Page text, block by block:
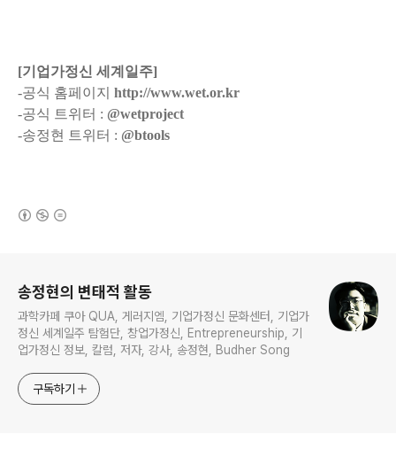
[기업가정신 세계일주]
-공식 홈페이지 http://www.wet.or.kr
-공식 트위터 : @wetproject
-송정현 트위터 : @btools
송정현의 변태적 활동
과학카페 쿠아 QUA, 게러지엠, 기업가정신 문화센터, 기업가
정신 세계일주 탐험단, 창업가정신, Entrepreneurship, 기
업가정신 정보, 칼럼, 저자, 강사, 송정현, Budher Song
구독하기